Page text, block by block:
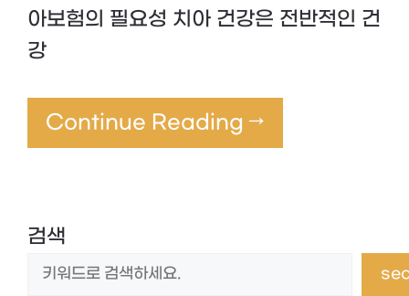
아보험의 필요성 치아 건강은 전반적인 건
강
Continue Reading →
검색